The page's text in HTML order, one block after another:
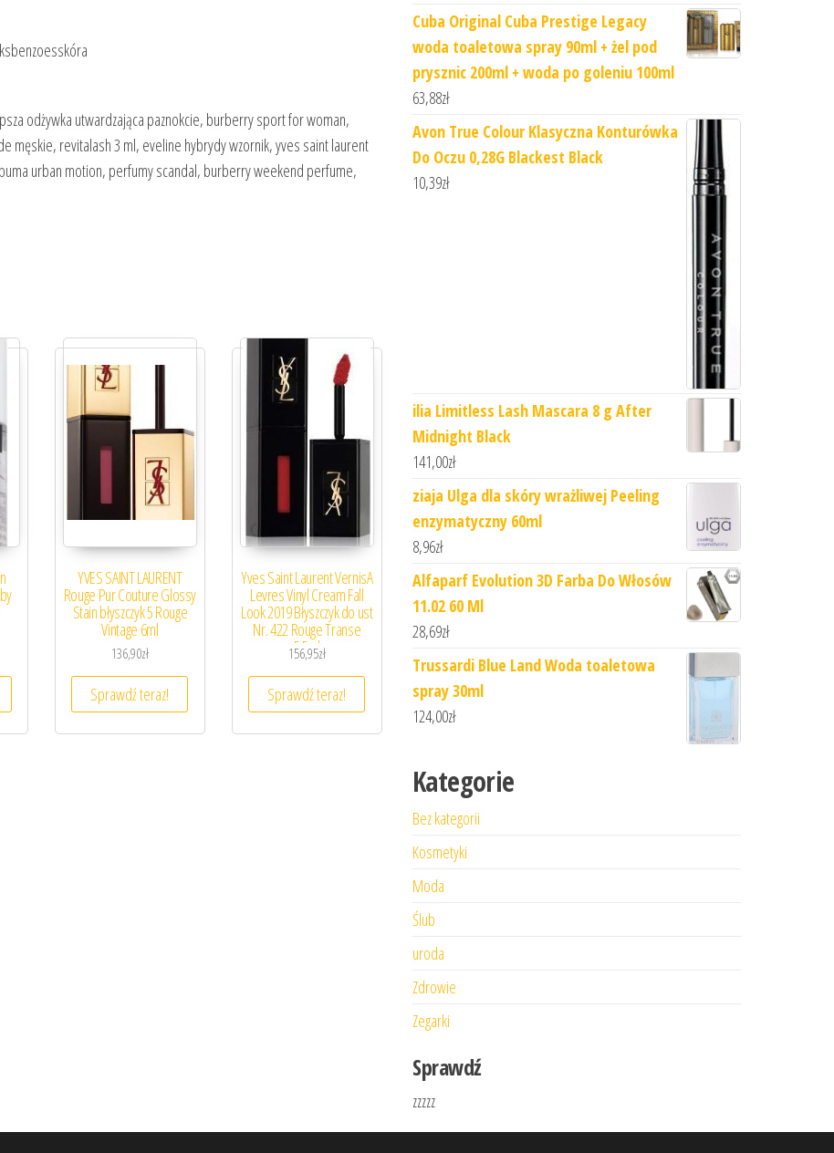
odżywka utwardzająca paznokcie, burberry sport for woman,
męskie, revitalash 3 ml, eveline hybrydy wzornik, yves saint laurent
urban motion, perfumy scandal, burberry weekend perfume,
YVES SAINT LAURENT
Rouge Pur Couture Glossy
Stain błyszczyk 5 Rouge
Vintage 6ml
136,90zł
Sprawdź teraz!
Yves Saint Laurent VernisA
Levres Vinyl Cream Fall
Look 2019 Błyszczyk do ust
Nr. 422 Rouge Transe
5.5ml
156,95zł
Sprawdź teraz!
Cuba Original Cuba Prestige Legacy
woda toaletowa spray 90ml + żel pod
prysznic 200ml + woda po goleniu 100ml
63,88zł
Avon True Colour Klasyczna Konturówka
Do Oczu 0,28G Blackest Black
10,39zł
ilia Limitless Lash Mascara 8 g After
Midnight Black
141,00zł
ziaja Ulga dla skóry wrażliwej Peeling
enzymatyczny 60ml
8,96zł
Alfaparf Evolution 3D Farba Do Włosów
11.02 60 Ml
28,69zł
Trussardi Blue Land Woda toaletowa
spray 30ml
124,00zł
Kategorie
Bez kategorii
Kosmetyki
Moda
Ślub
uroda
Zdrowie
Zegarki
Sprawdź
zzzzz